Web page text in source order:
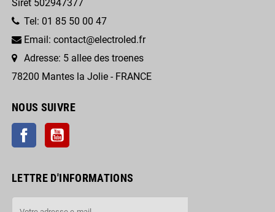
Siret 502947377
Tel: 01 85 50 00 47
Email: contact@electroled.fr
Adresse: 5 allee des troenes
78200 Mantes la Jolie - FRANCE
NOUS SUIVRE
FacebookYouTube
LETTRE D'INFORMATIONS